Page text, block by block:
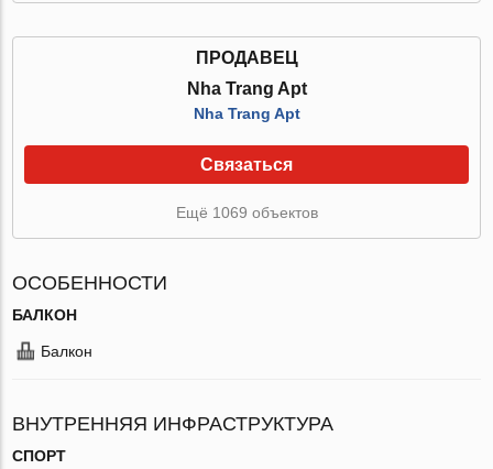
ПРОДАВЕЦ
Nha Trang Apt
Nha Trang Apt
Связаться
Ещё 1069 объектов
ОСОБЕННОСТИ
БАЛКОН
Балкон
ВНУТРЕННЯЯ ИНФРАСТРУКТУРА
СПОРТ